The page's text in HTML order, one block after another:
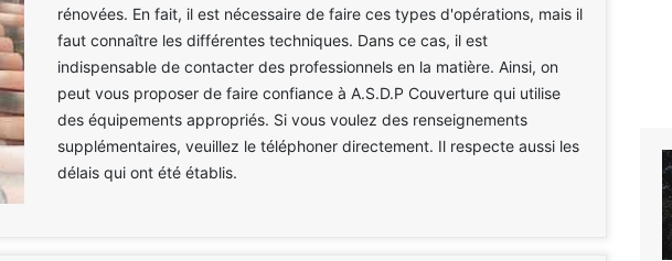
rénovées. En fait, il est nécessaire de faire ces types d'opérations, mais il
faut connaître les différentes techniques. Dans ce cas, il est
indispensable de contacter des professionnels en la matière. Ainsi, on
peut vous proposer de faire confiance à A.S.D.P Couverture qui utilise
des équipements appropriés. Si vous voulez des renseignements
supplémentaires, veuillez le téléphoner directement. Il respecte aussi les
délais qui ont été établis.